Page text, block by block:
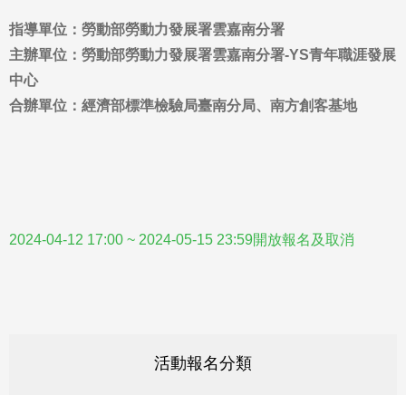
指導單位：勞動部勞動力發展署雲嘉南分署
主辦單位：勞動部勞動力發展署雲嘉南分署-YS青年職涯發展
中心
合辦單位：經濟部標準檢驗局臺南分局、 南方創客基地
2024-04-12 17:00 ~ 2024-05-15 23:59開放報名及取消
活動報名分類